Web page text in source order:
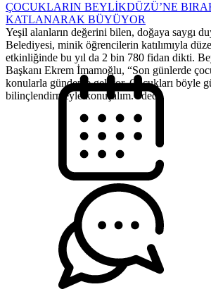
ÇOCUKLARIN BEYLİKDÜZÜ’NE
KATLANARAK BÜYÜYOR
Yeşil alanların değerini bilen, doğaya saygı
Belediyesi, minik öğrencilerin katılımıyla
etkinliğinde bu yıl da 2 bin 780 fidan dikti.
Başkanı Ekrem İmamoğlu, “Son günlerde
konularla gündeme geliyor. Çocukları böyle
bilinçlendirmeyle konuşalım.” dedi.